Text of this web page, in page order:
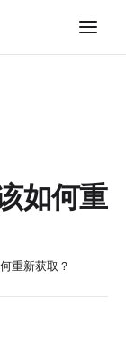
如何重
重新获取？